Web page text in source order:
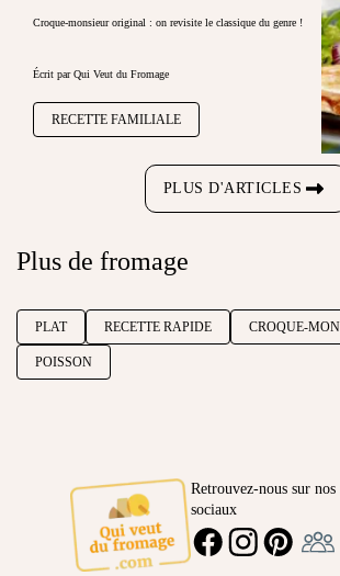
Croque-monsieur original : on revisite le classique du genre !
Écrit par Qui Veut du Fromage
RECETTE FAMILIALE
PLUS D'ARTICLES
Plus de fromage
PLAT RECETTE RAPIDE CROQUE-
POISSON
Retrouvez-nous sur nos
sociaux
FACEBOOKINSTAGRAMPINTEREST